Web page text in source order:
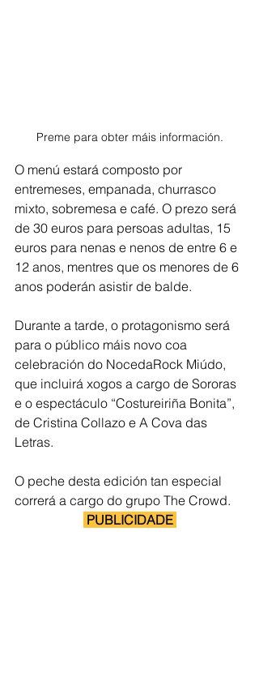
Preme para obter máis información.
O menú estará composto por
entremeses, empanada, churrasco
mixto, sobremesa e café. O prezo será
de 30 euros para persoas adultas, 15
euros para nenas e nenos de entre 6 e
12 anos, mentres que os menores de 6
anos poderán asistir de balde.
Durante a tarde, o protagonismo será
para o público máis novo coa
celebración do NocedaRock Miúdo,
que incluirá xogos a cargo de Sororas
e o espectáculo “Costureiriña Bonita”,
de Cristina Collazo e A Cova das
Letras.
O peche desta edición tan especial
correrá a cargo do grupo The Crowd.
PUBLICIDADE